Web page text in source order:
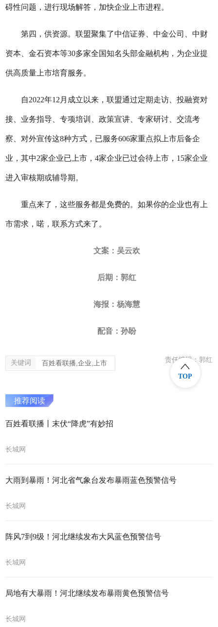
碍性问题，进行现场解答，加快企业上市进程。
第四，供资源。联盟聚集了中信证券、中金公司、中财
资本、金石资本等30多家全国知名头部金融机构，为企业提
供高质量上市培育服务。
自2022年12月成立以来，联盟通过定期走访、投融资对
接、业务指导、专项培训、政策宣讲、专家研讨、交流考
察、对外宣传这8种方式，已服务606家重点拟上市后备企
业，其中2家企业已上市，4家企业已过会待上市，15家企业
进入审核期或辅导期。
重点来了，这些服务都是免费的。如果你的企业也有上
市需求，喏，联系方式来了。
文案：吴云欢
后期：郭红
海报：杨海慧
配音：孙盼
关键词 百姓看联播,企业,上市 责任编辑：郭红
推荐阅读
百姓看联播丨末伏“降虎”有妙招
长城网
大雨到暴雨！河北省气象台发布暴雨蓝色预警信号
长城网
阵风7到9级！河北继续发布大风蓝色预警信号
长城网
局地有大暴雨！河北继续发布暴雨黄色预警信号
长城网
TOP